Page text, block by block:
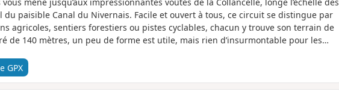
du paisible Canal du Nivernais. Facile et ouvert à tous, ce circuit se distingue par
agricoles, sentiers forestiers ou pistes cyclables, chacun y trouve son terrain de
de 140 mètres, un peu de forme est utile, mais rien d’insurmontable pour les
GPX